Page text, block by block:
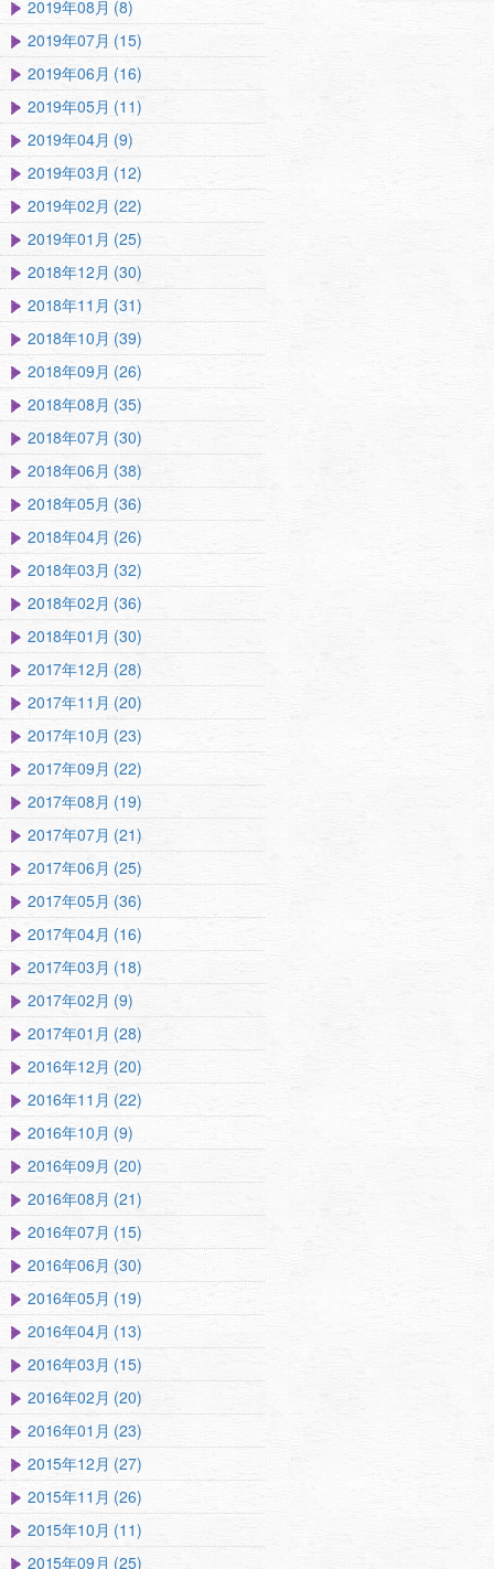
2019年08月 (8)
2019年07月 (15)
2019年06月 (16)
2019年05月 (11)
2019年04月 (9)
2019年03月 (12)
2019年02月 (22)
2019年01月 (25)
2018年12月 (30)
2018年11月 (31)
2018年10月 (39)
2018年09月 (26)
2018年08月 (35)
2018年07月 (30)
2018年06月 (38)
2018年05月 (36)
2018年04月 (26)
2018年03月 (32)
2018年02月 (36)
2018年01月 (30)
2017年12月 (28)
2017年11月 (20)
2017年10月 (23)
2017年09月 (22)
2017年08月 (19)
2017年07月 (21)
2017年06月 (25)
2017年05月 (36)
2017年04月 (16)
2017年03月 (18)
2017年02月 (9)
2017年01月 (28)
2016年12月 (20)
2016年11月 (22)
2016年10月 (9)
2016年09月 (20)
2016年08月 (21)
2016年07月 (15)
2016年06月 (30)
2016年05月 (19)
2016年04月 (13)
2016年03月 (15)
2016年02月 (20)
2016年01月 (23)
2015年12月 (27)
2015年11月 (26)
2015年10月 (11)
2015年09月 (25)